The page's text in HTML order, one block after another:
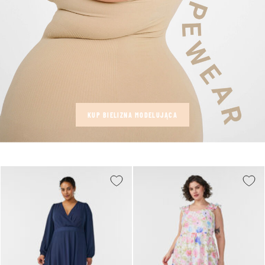
KUP BIELIZNA MODELUJĄCA